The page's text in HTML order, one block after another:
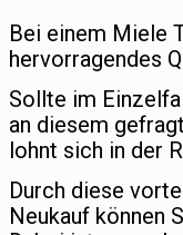
Bei einem Miele
hervorragendes
Sollte im
an diesem
lohnt sich in der
Durch diese
Neukauf können